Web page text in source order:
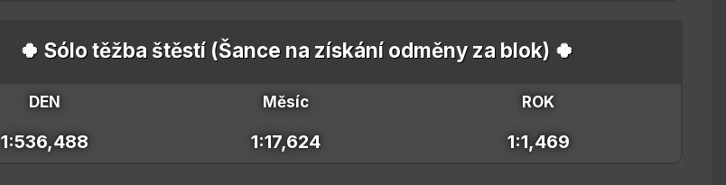
🍀 Sólo těžba štěstí (Šance na získání odměny za blok) 🍀
DEN Měsíc ROK
1:536,488 1:17,624 1:1,469